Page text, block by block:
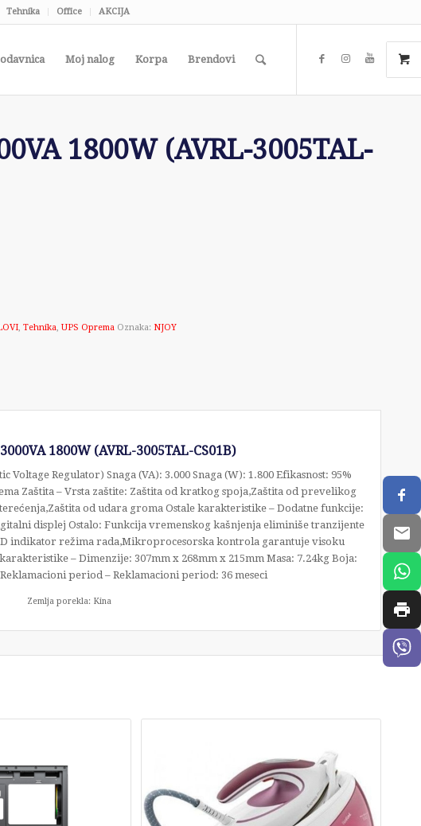
Tehnika Office AKCIJA
Moj nalog Korpa Brendovi
1800W (AVRL-3005TAL-
, Tehnika, UPS Oprema Oznaka: NJOY
1800W (AVRL-3005TAL-CS01B)
Regulator) Snaga (VA): 3.000 Snaga (W): 1.800 Efikasnost: 95%
Zaštita – Vrsta zaštite: Zaštita od kratkog spoja,Zaštita od prevelikog
od udara groma Ostale karakteristike – Dodatne funkcije:
displej Ostalo: Funkcija vremenskog kašnjenja eliminiše tranzijente
indikator režima rada,Mikroprocesorska kontrola garantuje visoku
– Dimenzije: 307mm x 268mm x 215mm Masa: 7.24kg Boja:
period – Reklamacioni period: 36 meseci
Zemlja porekla: Kina